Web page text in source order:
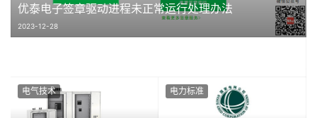
优泰电子签章驱动进程未正常运行处理办法
2023-12-28
电气技术 电力标准